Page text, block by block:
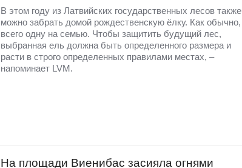
В этом году из Латвийских государственных лесов также
можно забрать домой рождественскую ёлку. Как обычно,
всего одну на семью. Чтобы защитить будущий лес,
выбранная ель должна быть определенного размера и
расти в строго определенных правилами местах, –
напоминает LVM.
На площади Виенибас засияла огнями